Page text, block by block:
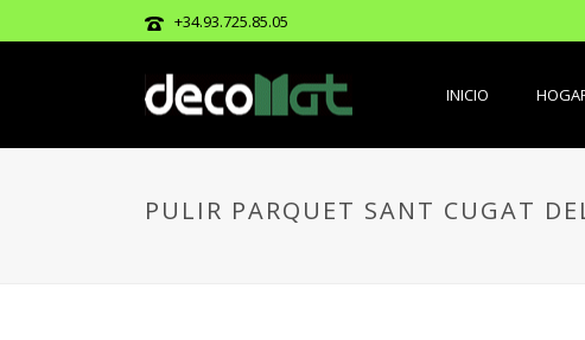
+34.93.725.85.05
INICIO
PULIR PARQUET SANT CUGAT